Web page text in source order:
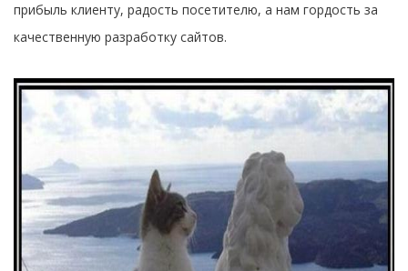
прибыль клиенту, радость посетителю, а нам гордость за
качественную разработку сайтов.